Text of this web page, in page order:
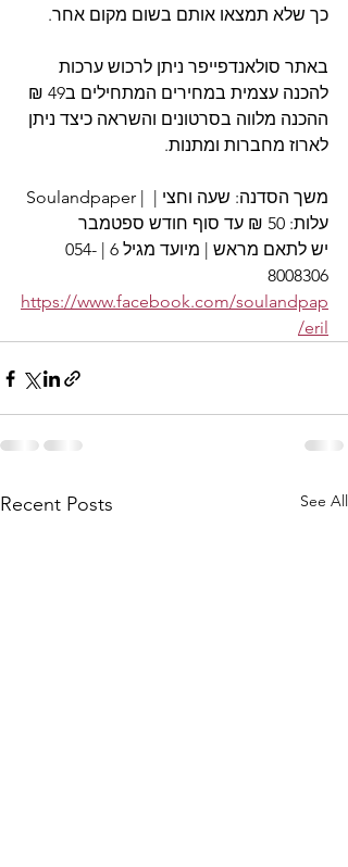
כך שלא תמצאו אותם בשום מקום אחר.
באתר סולאנדפייפר ניתן לרכוש ערכות
להכנה עצמית במחירים המתחילים ב49 ₪
ההכנה מלווה בסרטונים והשראה כיצד ניתן
לארוז מחברות ומתנות.
Soulandpaper | משך הסדנה: שעה וחצי |
עלות: 50 ₪ עד סוף חודש ספטמבר
יש לתאם מראש | מיועד מגיל 6 | 054-
8008306
https://www.facebook.com/soulandpap
eril/
Recent Posts See All